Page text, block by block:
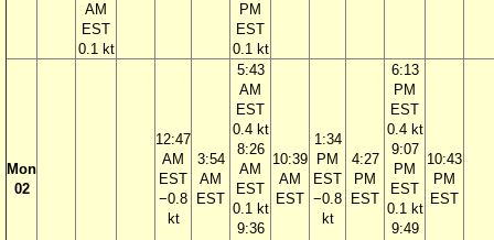
AM
EST
0.1 kt
PM
EST
0.1 kt
Mon
02
12:47
AM
EST
−0.8
kt
3:54
AM
EST
5:43
AM
EST
0.4 kt
8:26
AM
EST
0.1 kt
9:36
10:39
AM
EST
1:34
PM
EST
−0.8
kt
4:27
PM
EST
6:13
PM
EST
0.4 kt
9:07
PM
EST
0.1 kt
9:49
10:43
PM
EST